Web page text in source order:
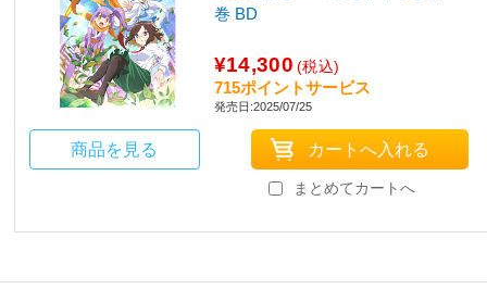
巻 BD
¥14,300 (税込)
715ポイントサービス
発売日:2025/07/25
商品を見る
まとめてカートへ